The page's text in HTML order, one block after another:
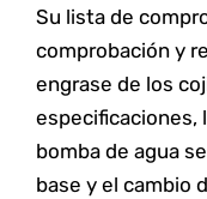
Su lista de
comprobación y
engrase de los
especificaciones,
bomba de agua
base y el cambio